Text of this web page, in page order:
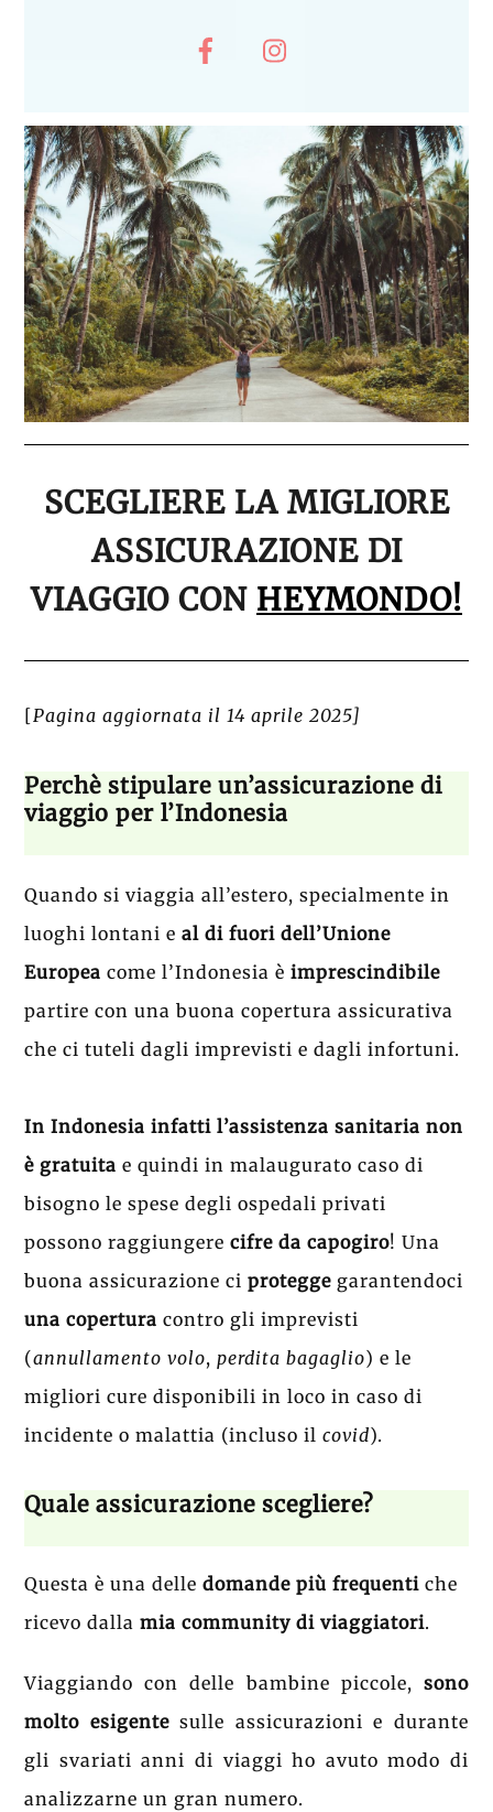
SCEGLIERE LA MIGLIORE
ASSICURAZIONE DI
VIAGGIO CON HEYMONDO!
[Pagina aggiornata il 14 aprile 2025]
Perchè stipulare un’assicurazione di
viaggio per l’Indonesia
Quando si viaggia all’estero, specialmente in
luoghi lontani e al di fuori dell’Unione
Europea come l’Indonesia èimprescindibile
partire con una buona copertura assicurativa
che ci tuteli dagli imprevisti e dagli infortuni.
In Indonesia infatti l’assistenza sanitaria non
è gratuita e quindi in malaugurato caso di
bisogno le spese degli ospedali privati
possono raggiungere cifre da capogiro! Una
buona assicurazione ciprotegge garantendoci
una copertura contro gli imprevisti
(annullamento volo, perdita bagaglio) e le
migliori cure disponibili in loco in caso di
incidente o malattia (incluso il covid).
Quale assicurazione scegliere?
Questa è una delledomande più frequenti che
ricevo dalla mia community di viaggiatori.
Viaggiando con delle bambine piccole, sono
molto esigentesulle assicurazioni e durante
gli svariati anni di viaggi ho avuto modo di
analizzarne un gran numero.